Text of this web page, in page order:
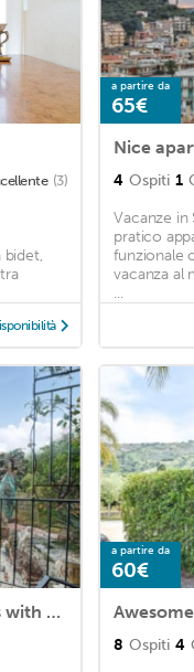
(3)
a partire da
65€
4 Ospiti 1
Vacanze in
pratico
funzionale
vacanza al
...
Amazing apartment in Giardini Naxos with WiFi and 2 Bedrooms
a partire da
60€
8 Ospiti 4